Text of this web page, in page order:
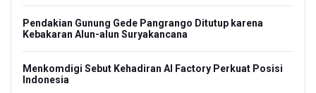
Pendakian Gunung Gede Pangrango Ditutup karena
Kebakaran Alun-alun Suryakancana
Menkomdigi Sebut Kehadiran AI Factory Perkuat Posisi
Indonesia